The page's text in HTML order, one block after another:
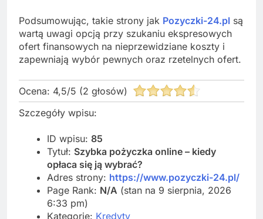
Podsumowując, takie strony jak Pozyczki-24.pl są
wartą uwagi opcją przy szukaniu ekspresowych
ofert finansowych na nieprzewidziane koszty i
zapewniają wybór pewnych oraz rzetelnych ofert.
Ocena: 4,5/5 (2 głosów)
Szczegóły wpisu:
ID wpisu: 85
Tytuł: Szybka pożyczka online – kiedy
opłaca się ją wybrać?
Adres strony: https://www.pozyczki-24.pl/
Page Rank: N/A (stan na 9 sierpnia, 2026
6:33 pm)
Kategorie: Kredyty